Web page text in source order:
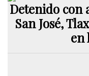
Detenido con
San José,
en